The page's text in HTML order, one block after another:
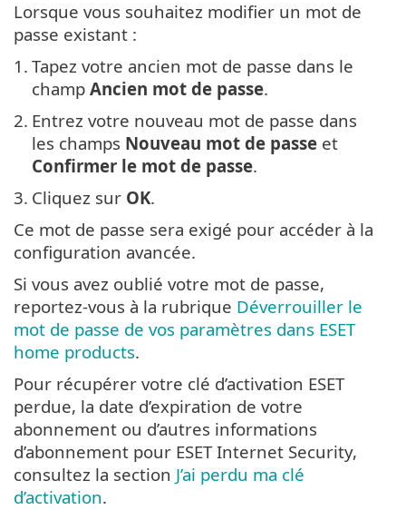
Lorsque vous souhaitez modifier un mot de
passe existant :
1. Tapez votre ancien mot de passe dans le
champ Ancien mot de passe.
2. Entrez votre nouveau mot de passe dans
les champs Nouveau mot de passe et
Confirmer le mot de passe.
3. Cliquez sur OK.
Ce mot de passe sera exigé pour accéder à la
configuration avancée.
Si vous avez oublié votre mot de passe,
reportez-vous à la rubrique Déverrouiller le
mot de passe de vos paramètres dans ESET
home products.
Pour récupérer votre clé d’activation ESET
perdue, la date d’expiration de votre
abonnement ou d’autres informations
d’abonnement pour ESET Internet Security,
consultez la section J’ai perdu ma clé
d’activation.